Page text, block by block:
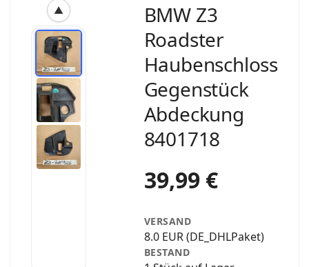
▲
BMW Z3
Roadster
Haubenschloss
Gegenstück
Abdeckung
8401718
39,99 €
VERSAND
8.0 EUR (DE_DHLPaket)
BESTAND